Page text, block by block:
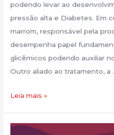
podendo levar ao
pressão alta e Diabetes. Em
marrom, responsável pela
desempenha papel
glicêmicos podendo auxiliar
Outro aliado ao tratamento, a
Leia mais »
Novo